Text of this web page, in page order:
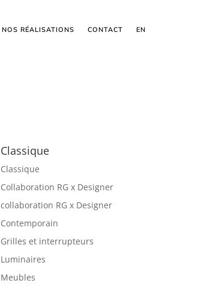
NOS RÉALISATIONS CONTACT EN
Classique
Classique
Collaboration RG x Designer
collaboration RG x Designer
Contemporain
Grilles et interrupteurs
Luminaires
Meubles